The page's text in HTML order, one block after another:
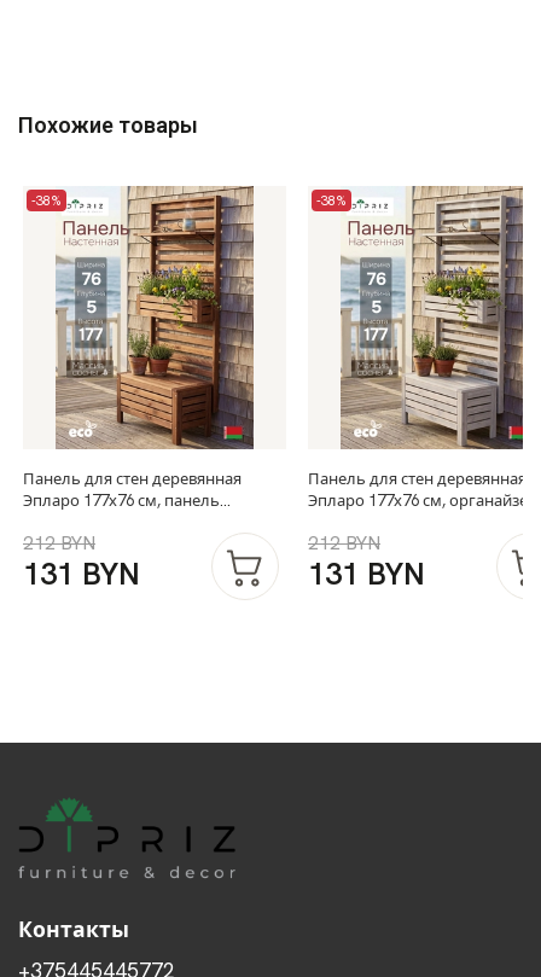
Похожие товары
-38%
Панель для стен деревянная
Эпларо 177х76 см, панель
сада, балкона и прихожей, венге
212 BYN
131 BYN
-38%
Панель для стен деревянная
Эпларо 177х76 см, органайзер
сада, балкона и прихожей,
212 BYN
131 BYN
Контакты
+375445445772